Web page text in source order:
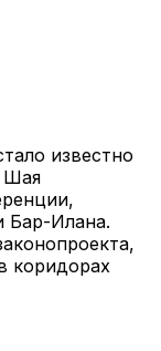
известно
Шая
Бар-Илана.
коридорах